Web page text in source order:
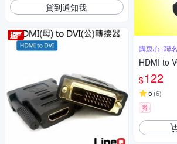
貨到通知我
購衷心+聯
HDMI to
$122
5 (6)
券